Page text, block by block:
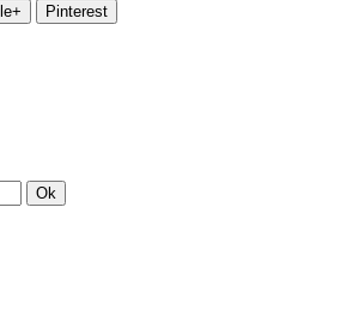
Pinterest
Ok